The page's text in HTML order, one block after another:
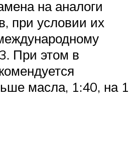
на аналоги
при условии их
При этом в
масла, 1:40, на 1